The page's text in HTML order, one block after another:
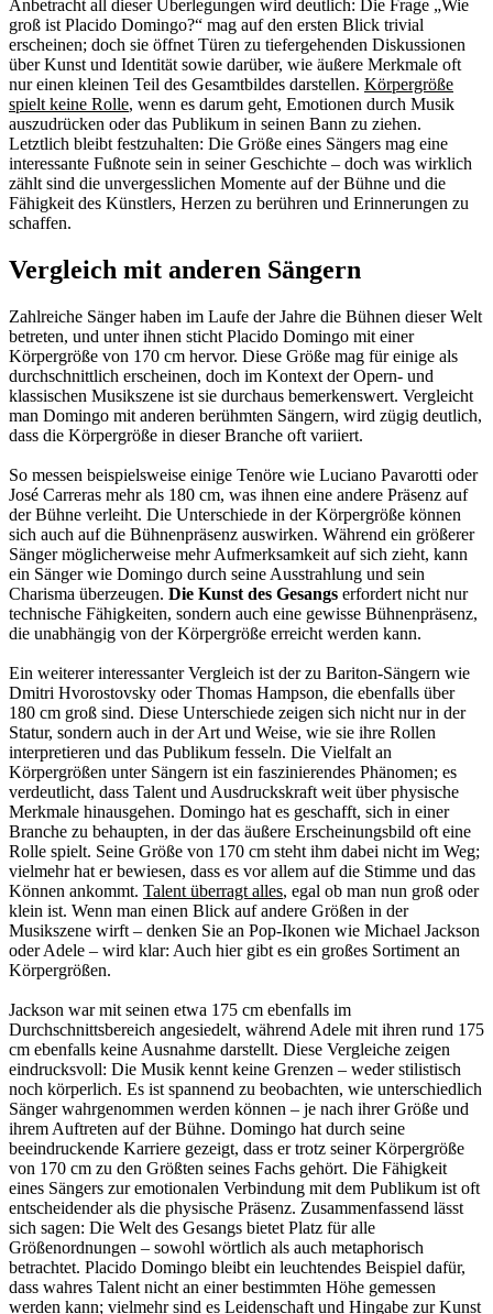
Anbetracht all dieser Überlegungen wird deutlich: Die Frage „Wie
groß ist Placido Domingo?“ mag auf den ersten Blick trivial
erscheinen; doch sie öffnet Türen zu tiefergehenden Diskussionen
über Kunst und Identität sowie darüber, wie äußere Merkmale oft
nur einen kleinen Teil des Gesamtbildes darstellen. Körpergröße
spielt keine Rolle, wenn es darum geht, Emotionen durch Musik
auszudrücken oder das Publikum in seinen Bann zu ziehen.
Letztlich bleibt festzuhalten: Die Größe eines Sängers mag eine
interessante Fußnote sein in seiner Geschichte – doch was wirklich
zählt sind die unvergesslichen Momente auf der Bühne und die
Fähigkeit des Künstlers, Herzen zu berühren und Erinnerungen zu
schaffen.
Vergleich mit anderen Sängern
Zahlreiche Sänger haben im Laufe der Jahre die Bühnen dieser Welt
betreten, und unter ihnen sticht Placido Domingo mit einer
Körpergröße von 170 cm hervor. Diese Größe mag für einige als
durchschnittlich erscheinen, doch im Kontext der Opern- und
klassischen Musikszene ist sie durchaus bemerkenswert. Vergleicht
man Domingo mit anderen berühmten Sängern, wird zügig deutlich,
dass die Körpergröße in dieser Branche oft variiert.
So messen beispielsweise einige Tenöre wie Luciano Pavarotti oder
José Carreras mehr als 180 cm, was ihnen eine andere Präsenz auf
der Bühne verleiht. Die Unterschiede in der Körpergröße können
sich auch auf die Bühnenpräsenz auswirken. Während ein größerer
Sänger möglicherweise mehr Aufmerksamkeit auf sich zieht, kann
ein Sänger wie Domingo durch seine Ausstrahlung und sein
Charisma überzeugen. Die Kunst des Gesangs erfordert nicht nur
technische Fähigkeiten, sondern auch eine gewisse Bühnenpräsenz,
die unabhängig von der Körpergröße erreicht werden kann.
Ein weiterer interessanter Vergleich ist der zu Bariton-Sängern wie
Dmitri Hvorostovsky oder Thomas Hampson, die ebenfalls über
180 cm groß sind. Diese Unterschiede zeigen sich nicht nur in der
Statur, sondern auch in der Art und Weise, wie sie ihre Rollen
interpretieren und das Publikum fesseln. Die Vielfalt an
Körpergrößen unter Sängern ist ein faszinierendes Phänomen; es
verdeutlicht, dass Talent und Ausdruckskraft weit über physische
Merkmale hinausgehen. Domingo hat es geschafft, sich in einer
Branche zu behaupten, in der das äußere Erscheinungsbild oft eine
Rolle spielt. Seine Größe von 170 cm steht ihm dabei nicht im Weg;
vielmehr hat er bewiesen, dass es vor allem auf die Stimme und das
Können ankommt. Talent überragt alles, egal ob man nun groß oder
klein ist. Wenn man einen Blick auf andere Größen in der
Musikszene wirft – denken Sie an Pop-Ikonen wie Michael Jackson
oder Adele – wird klar: Auch hier gibt es ein großes Sortiment an
Körpergrößen.
Jackson war mit seinen etwa 175 cm ebenfalls im
Durchschnittsbereich angesiedelt, während Adele mit ihren rund 175
cm ebenfalls keine Ausnahme darstellt. Diese Vergleiche zeigen
eindrucksvoll: Die Musik kennt keine Grenzen – weder stilistisch
noch körperlich. Es ist spannend zu beobachten, wie unterschiedlich
Sänger wahrgenommen werden können – je nach ihrer Größe und
ihrem Auftreten auf der Bühne. Domingo hat durch seine
beeindruckende Karriere gezeigt, dass er trotz seiner Körpergröße
von 170 cm zu den Größten seines Fachs gehört. Die Fähigkeit
eines Sängers zur emotionalen Verbindung mit dem Publikum ist oft
entscheidender als die physische Präsenz. Zusammenfassend lässt
sich sagen: Die Welt des Gesangs bietet Platz für alle
Größenordnungen – sowohl wörtlich als auch metaphorisch
betrachtet. Placido Domingo bleibt ein leuchtendes Beispiel dafür,
dass wahres Talent nicht an einer bestimmten Höhe gemessen
werden kann; vielmehr sind es Leidenschaft und Hingabe zur Kunst